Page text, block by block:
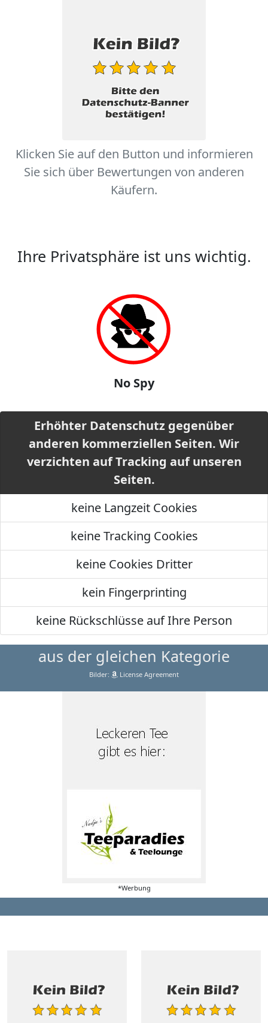
Klicken Sie auf den Button und informieren
Sie sich über Bewertungen von anderen
Käufern.
Ihre Privatsphäre ist uns wichtig.
No Spy
Erhöhter Datenschutz gegenüber
anderen kommerziellen Seiten. Wir
verzichten auf Tracking auf unseren
Seiten.
keine Langzeit Cookies
keine Tracking Cookies
keine Cookies Dritter
kein Fingerprinting
keine Rückschlüsse auf Ihre Person
aus der gleichen Kategorie
Bilder: License Agreement
*Werbung